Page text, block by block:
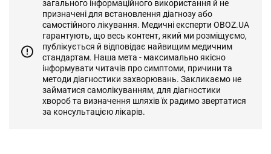
загального інформаційного використання й не
призначені для встановлення діагнозу або
самостійного лікування. Медичні експерти OBOZ.UA
гарантують, що весь контент, який ми розміщуємо,
публікується й відповідає найвищим медичним
стандартам. Наша мета - максимально якісно
інформувати читачів про симптоми, причини та
методи діагностики захворювань. Закликаємо не
займатися самолікуванням, для діагностики
хвороб та визначення шляхів їх радимо звертатися
за консультацією лікарів.